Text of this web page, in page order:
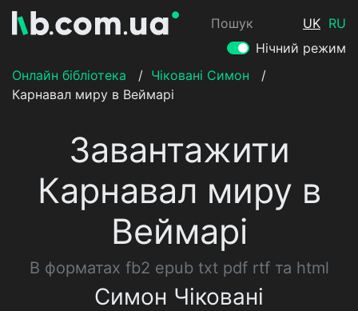
Пошук UK RU
Нічний режим
Онлайн бібліотека
/ Чіковані Симон
/
Карнавал миру в Веймарі
Завантажити
Карнавал миру в
Веймарі
В форматах fb2 epub txt pdf rtf та html
Симон Чіковані